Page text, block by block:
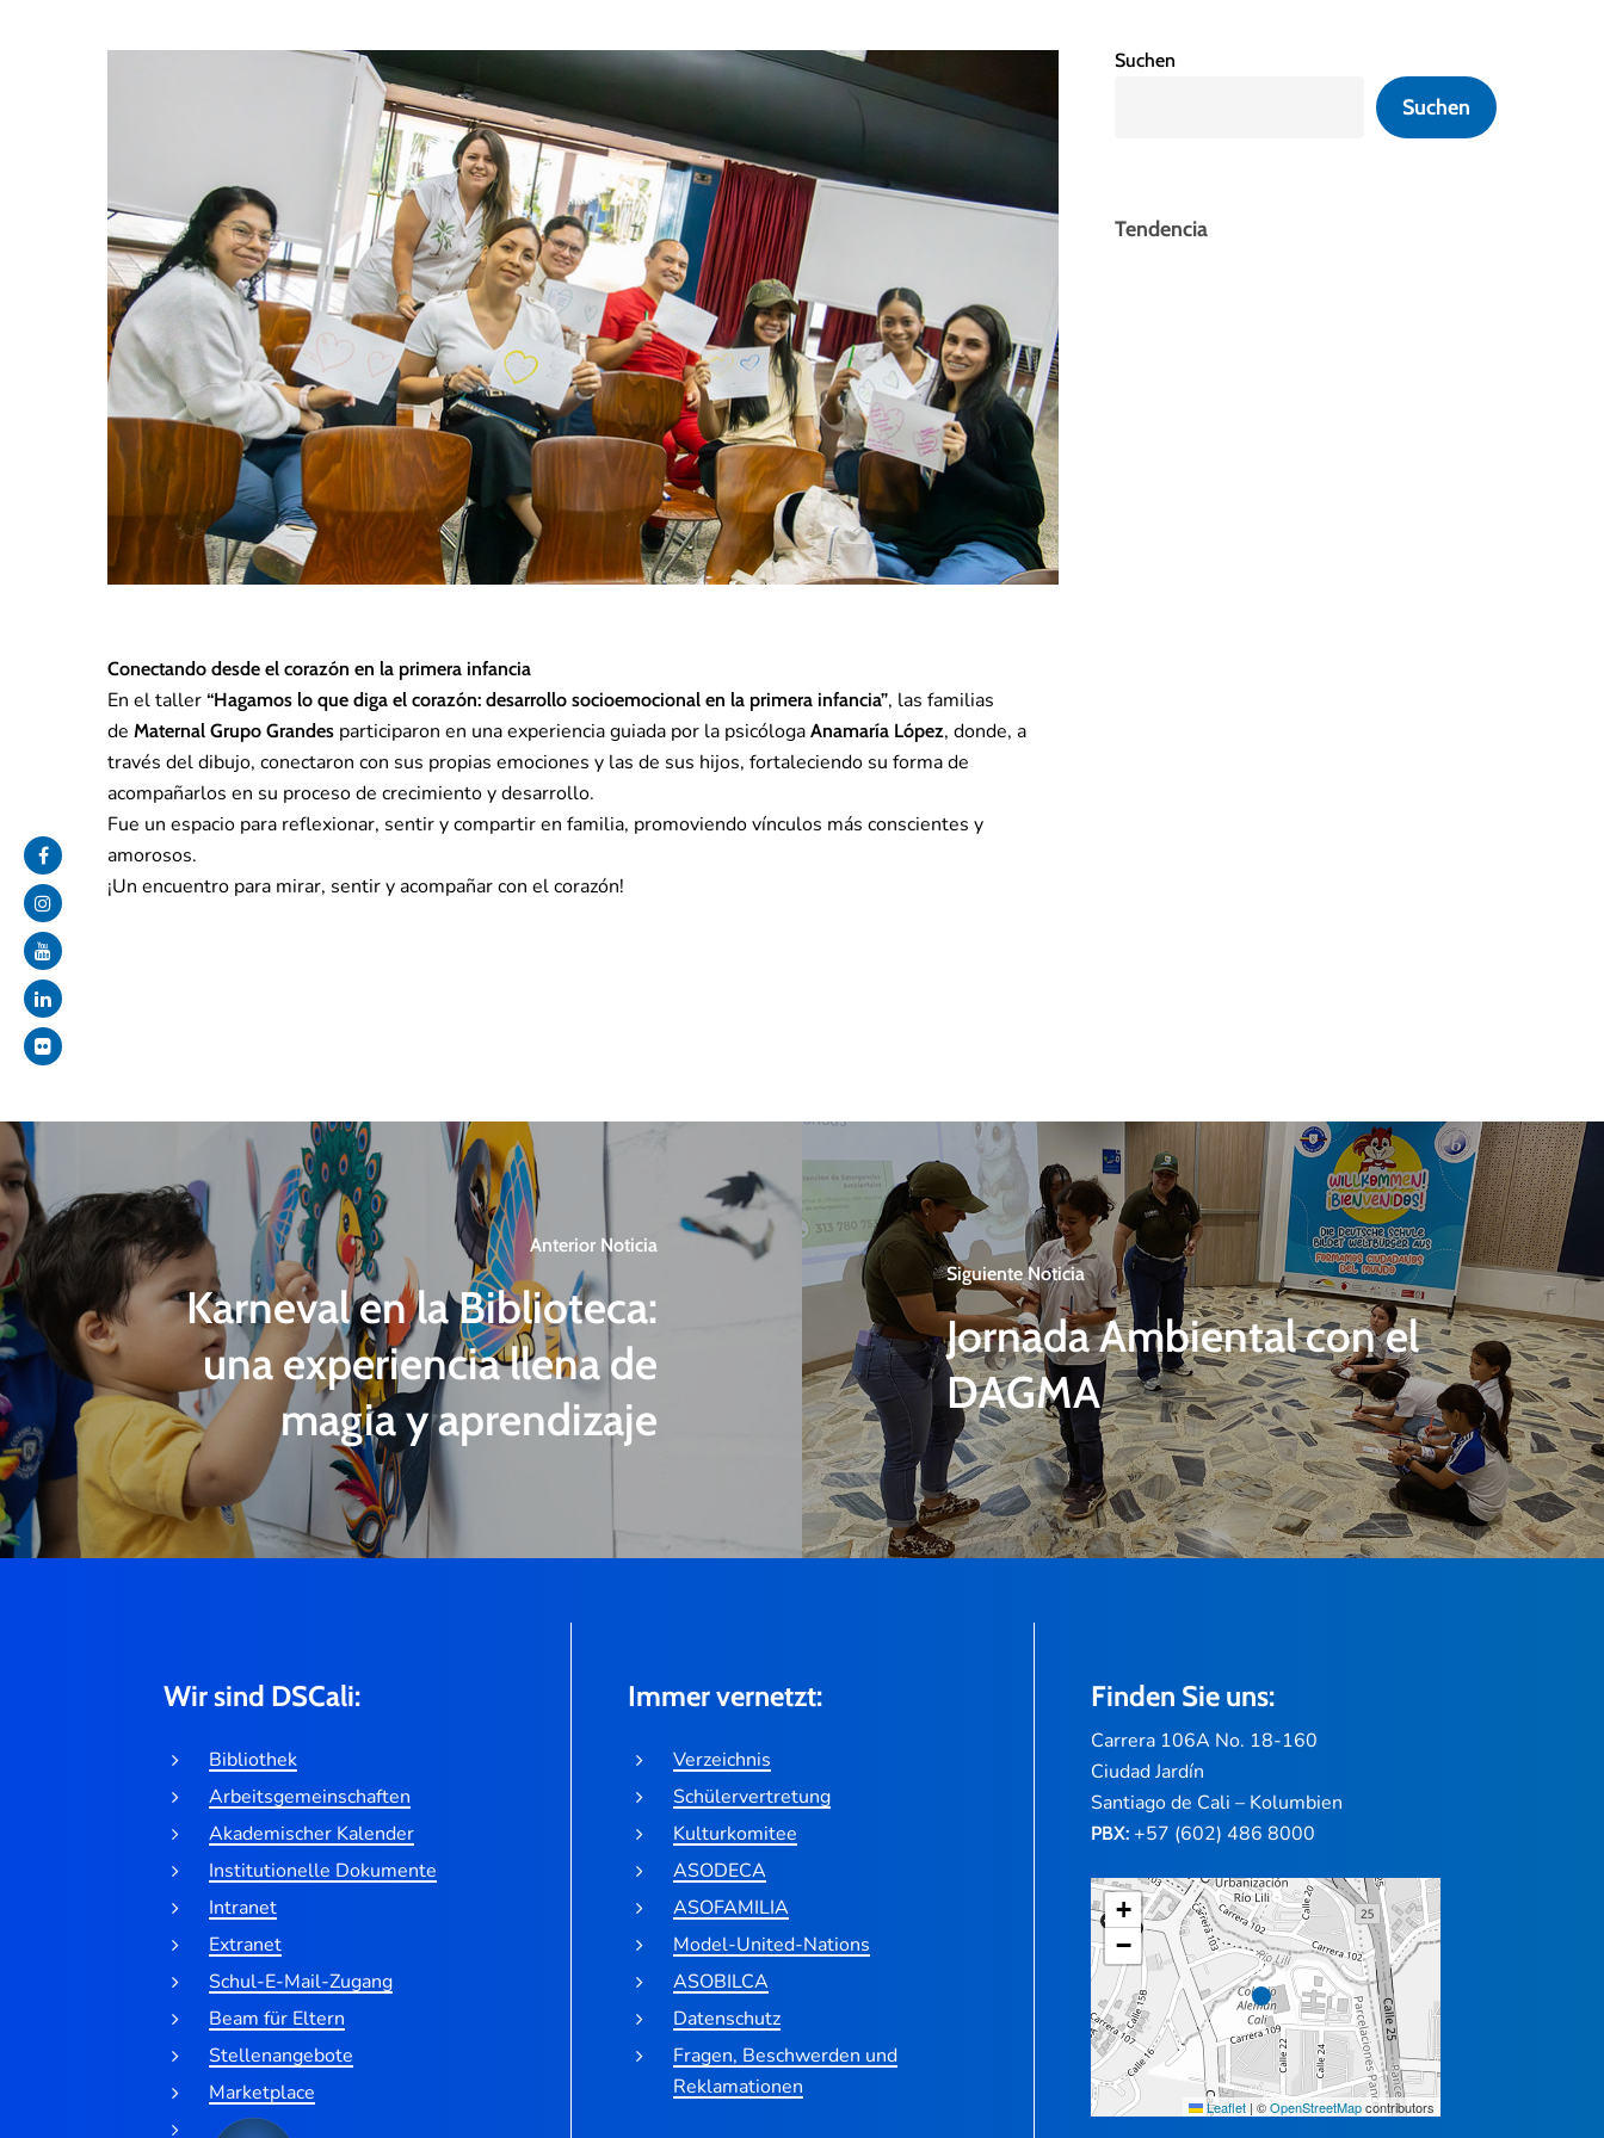
Conectando desde el corazón en la primera infancia
En el taller “Hagamos lo que diga el corazón: desarrollo socioemocional en la primera infancia”, las familias
de Maternal Grupo Grandes participaron en una experiencia guiada por la psicóloga Anamaría López, donde, a
través del dibujo, conectaron con sus propias emociones y las de sus hijos, fortaleciendo su forma de
acompañarlos en su proceso de crecimiento y desarrollo.
Fue un espacio para reflexionar, sentir y compartir en familia, promoviendo vínculos más conscientes y
amorosos.
¡Un encuentro para mirar, sentir y acompañar con el corazón!
Suchen
Suchen
Tendencia
Anterior Noticia
Karneval en la Biblioteca:
una experiencia llena de
magia y aprendizaje
Siguiente Noticia
Jornada Ambiental con el
DAGMA
Wir sind DSCali:
Bibliothek
Arbeitsgemeinschaften
Akademischer Kalender
Institutionelle Dokumente
Intranet
Extranet
Schul-E-Mail-Zugang
Beam für Eltern
Stellenangebote
Marketplace
Immer vernetzt:
Verzeichnis
Schülervertretung
Kulturkomitee
ASODECA
ASOFAMILIA
Model-United-Nations
ASOBILCA
Datenschutz
Fragen, Beschwerden und
Reklamationen
Finden Sie uns:
Carrera 106A No. 18-160
Ciudad Jardín
Santiago de Cali – Kolumbien
PBX:+57 (602) 486 8000
+
−
Leaflet | ©OpenStreetMapcontributors